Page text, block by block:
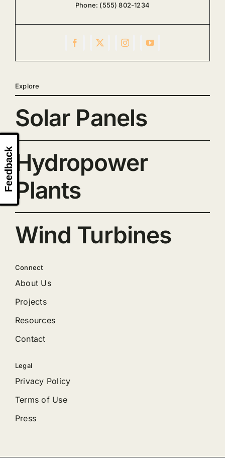
Phone: (555) 802-1234
Explore
Solar Panels
Hydropower
Plants
Wind Turbines
Connect
About Us
Projects
Resources
Contact
Legal
Privacy Policy
Terms of Use
Press
Feedback